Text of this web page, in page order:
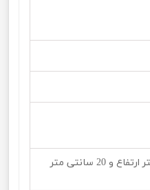
21 سانتی متر ارتفاع و 20 سانتی متر